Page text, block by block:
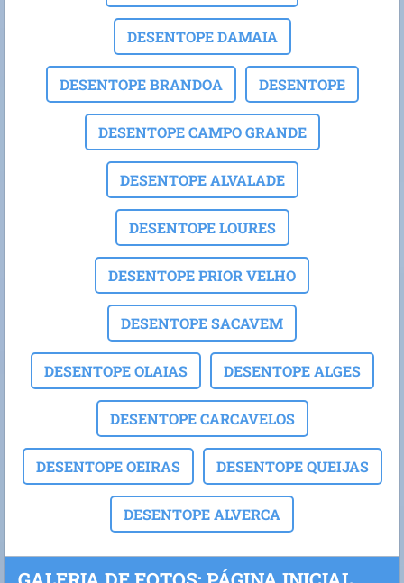
DESENTOPE DAMAIA
DESENTOPE BRANDOA DESENTOPE
DESENTOPE CAMPO GRANDE
DESENTOPE ALVALADE
DESENTOPE LOURES
DESENTOPE PRIOR VELHO
DESENTOPE SACAVEM
DESENTOPE OLAIAS DESENTOPE ALGES
DESENTOPE CARCAVELOS
DESENTOPE OEIRAS DESENTOPE QUEIJAS
DESENTOPE ALVERCA